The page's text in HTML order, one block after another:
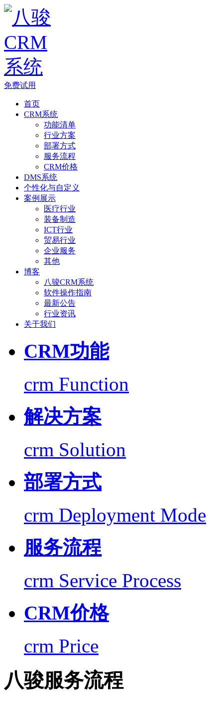
免费试用
首页
CRM系统
功能清单
行业方案
部署方式
服务流程
CRM价格
DMS系统
个性化与自定义
案例展示
医疗行业
装备制造
ICT行业
贸易行业
企业服务
其他
博客
八骏CRM系统
软件操作指南
最新公告
行业资讯
关于我们
CRM功能
crm Function
解决方案
crm Solution
部署方式
crm Deployment Mode
服务流程
crm Service Process
CRM价格
crm Price
八骏服务流程